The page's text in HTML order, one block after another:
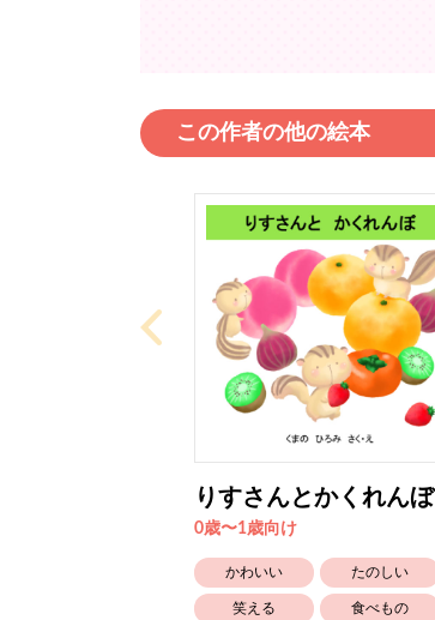
この作者の他の絵本
りすさんとかくれんぼ
0歳〜1歳向け
かわいい たのしい
笑える 食べもの